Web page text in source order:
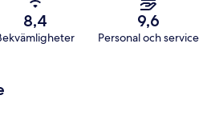
8,4 9,6
Personal och service